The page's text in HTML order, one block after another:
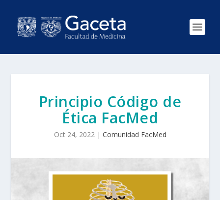
Principio Código de
Ética FacMed
Oct 24, 2022| Comunidad FacMed